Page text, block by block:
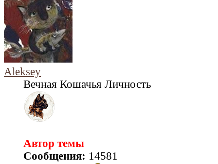
Aleksey
Вечная Кошачья Личность
Автор темы
Сообщения: 14581